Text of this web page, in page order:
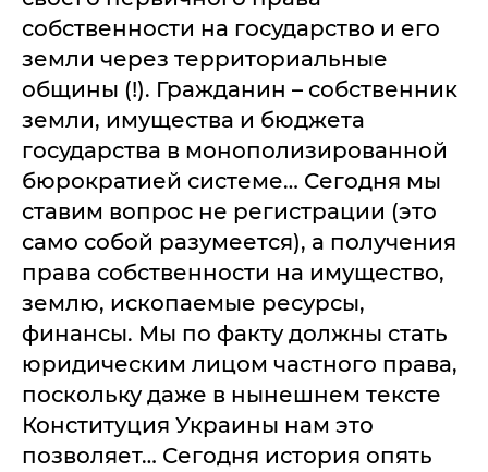
собственности на государство и его
земли через территориальные
общины (!). Гражданин – собственник
земли, имущества и бюджета
государства в монополизированной
бюрократией системе… Сегодня мы
ставим вопрос не регистрации (это
само собой разумеется), а получения
права собственности на имущество,
землю, ископаемые ресурсы,
финансы. Мы по факту должны стать
юридическим лицом частного права,
поскольку даже в нынешнем тексте
Конституция Украины нам это
позволяет… Сегодня история опять